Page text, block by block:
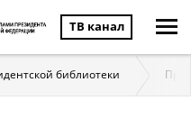
ТВ канал
библиотеки